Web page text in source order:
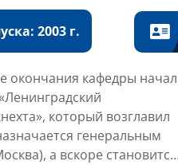
2003 г.
окончания кафедры начал
который возглавил
генеральным
а вскоре становится